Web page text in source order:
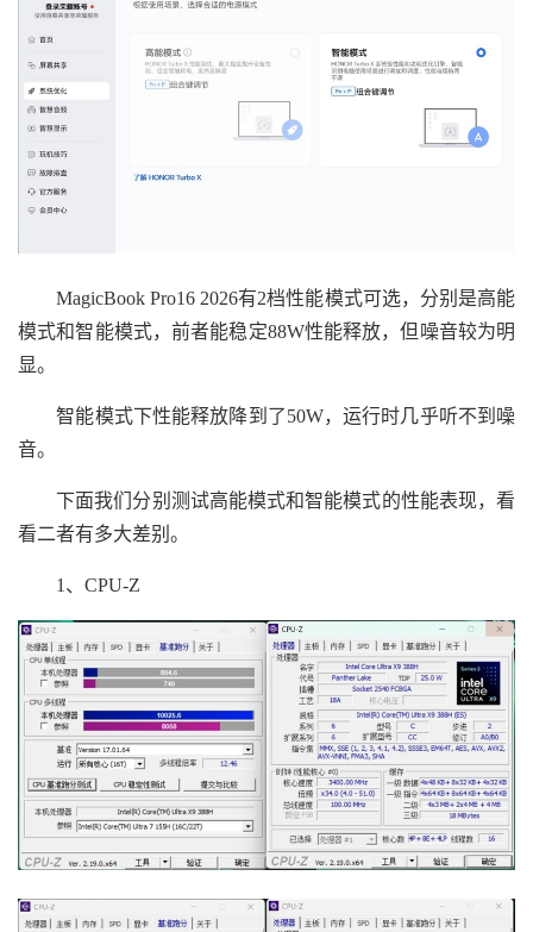
MagicBook Pro16 2026有2档性能模式可选，分别是高能
模式和智能模式，前者能稳定88W性能释放，但噪音较为明
显。
智能模式下性能释放降到了50W，运行时几乎听不到噪
音。
下面我们分别测试高能模式和智能模式的性能表现，看
看二者有多大差别。
1、CPU-Z